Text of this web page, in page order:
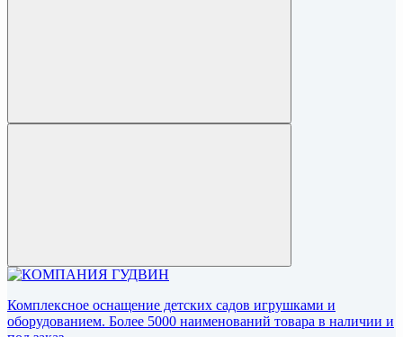
Комплексное оснащение детских садов игрушками и
оборудованием. Более 5000 наименований товара в наличии и